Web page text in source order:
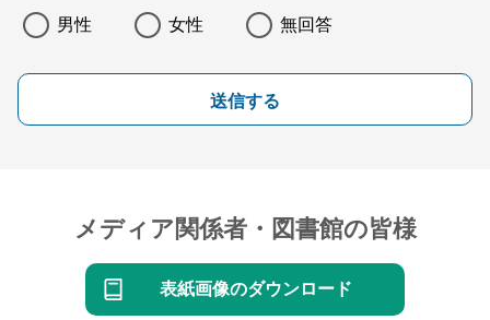
男性 女性 無回答
送信する
メディア関係者・図書館の皆様
表紙画像のダウンロード